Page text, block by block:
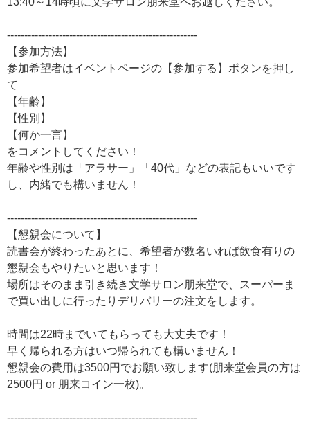
-------------------------------------------------------
【参加方法】
参加希望者はイベントページの【参加する】ボタンを押し
て
【年齢】
【性別】
【何か一言】
をコメントしてください！
年齢や性別は「アラサー」「40代」などの表記もいいです
し、内緒でも構いません！
-------------------------------------------------------
【懇親会について】
読書会が終わったあとに、希望者が数名いれば飲食有りの
懇親会もやりたいと思います！
場所はそのまま引き続き文学サロン朋来堂で、スーパーま
で買い出しに行ったりデリバリーの注文をします。
時間は22時までいてもらっても大丈夫です！
早く帰られる方はいつ帰られても構いません！
懇親会の費用は3500円でお願い致します(朋来堂会員の方は
2500円 or 朋来コイン一枚)。
-------------------------------------------------------